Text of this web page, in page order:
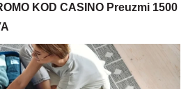
KOD CASINO Preuzmi 1500